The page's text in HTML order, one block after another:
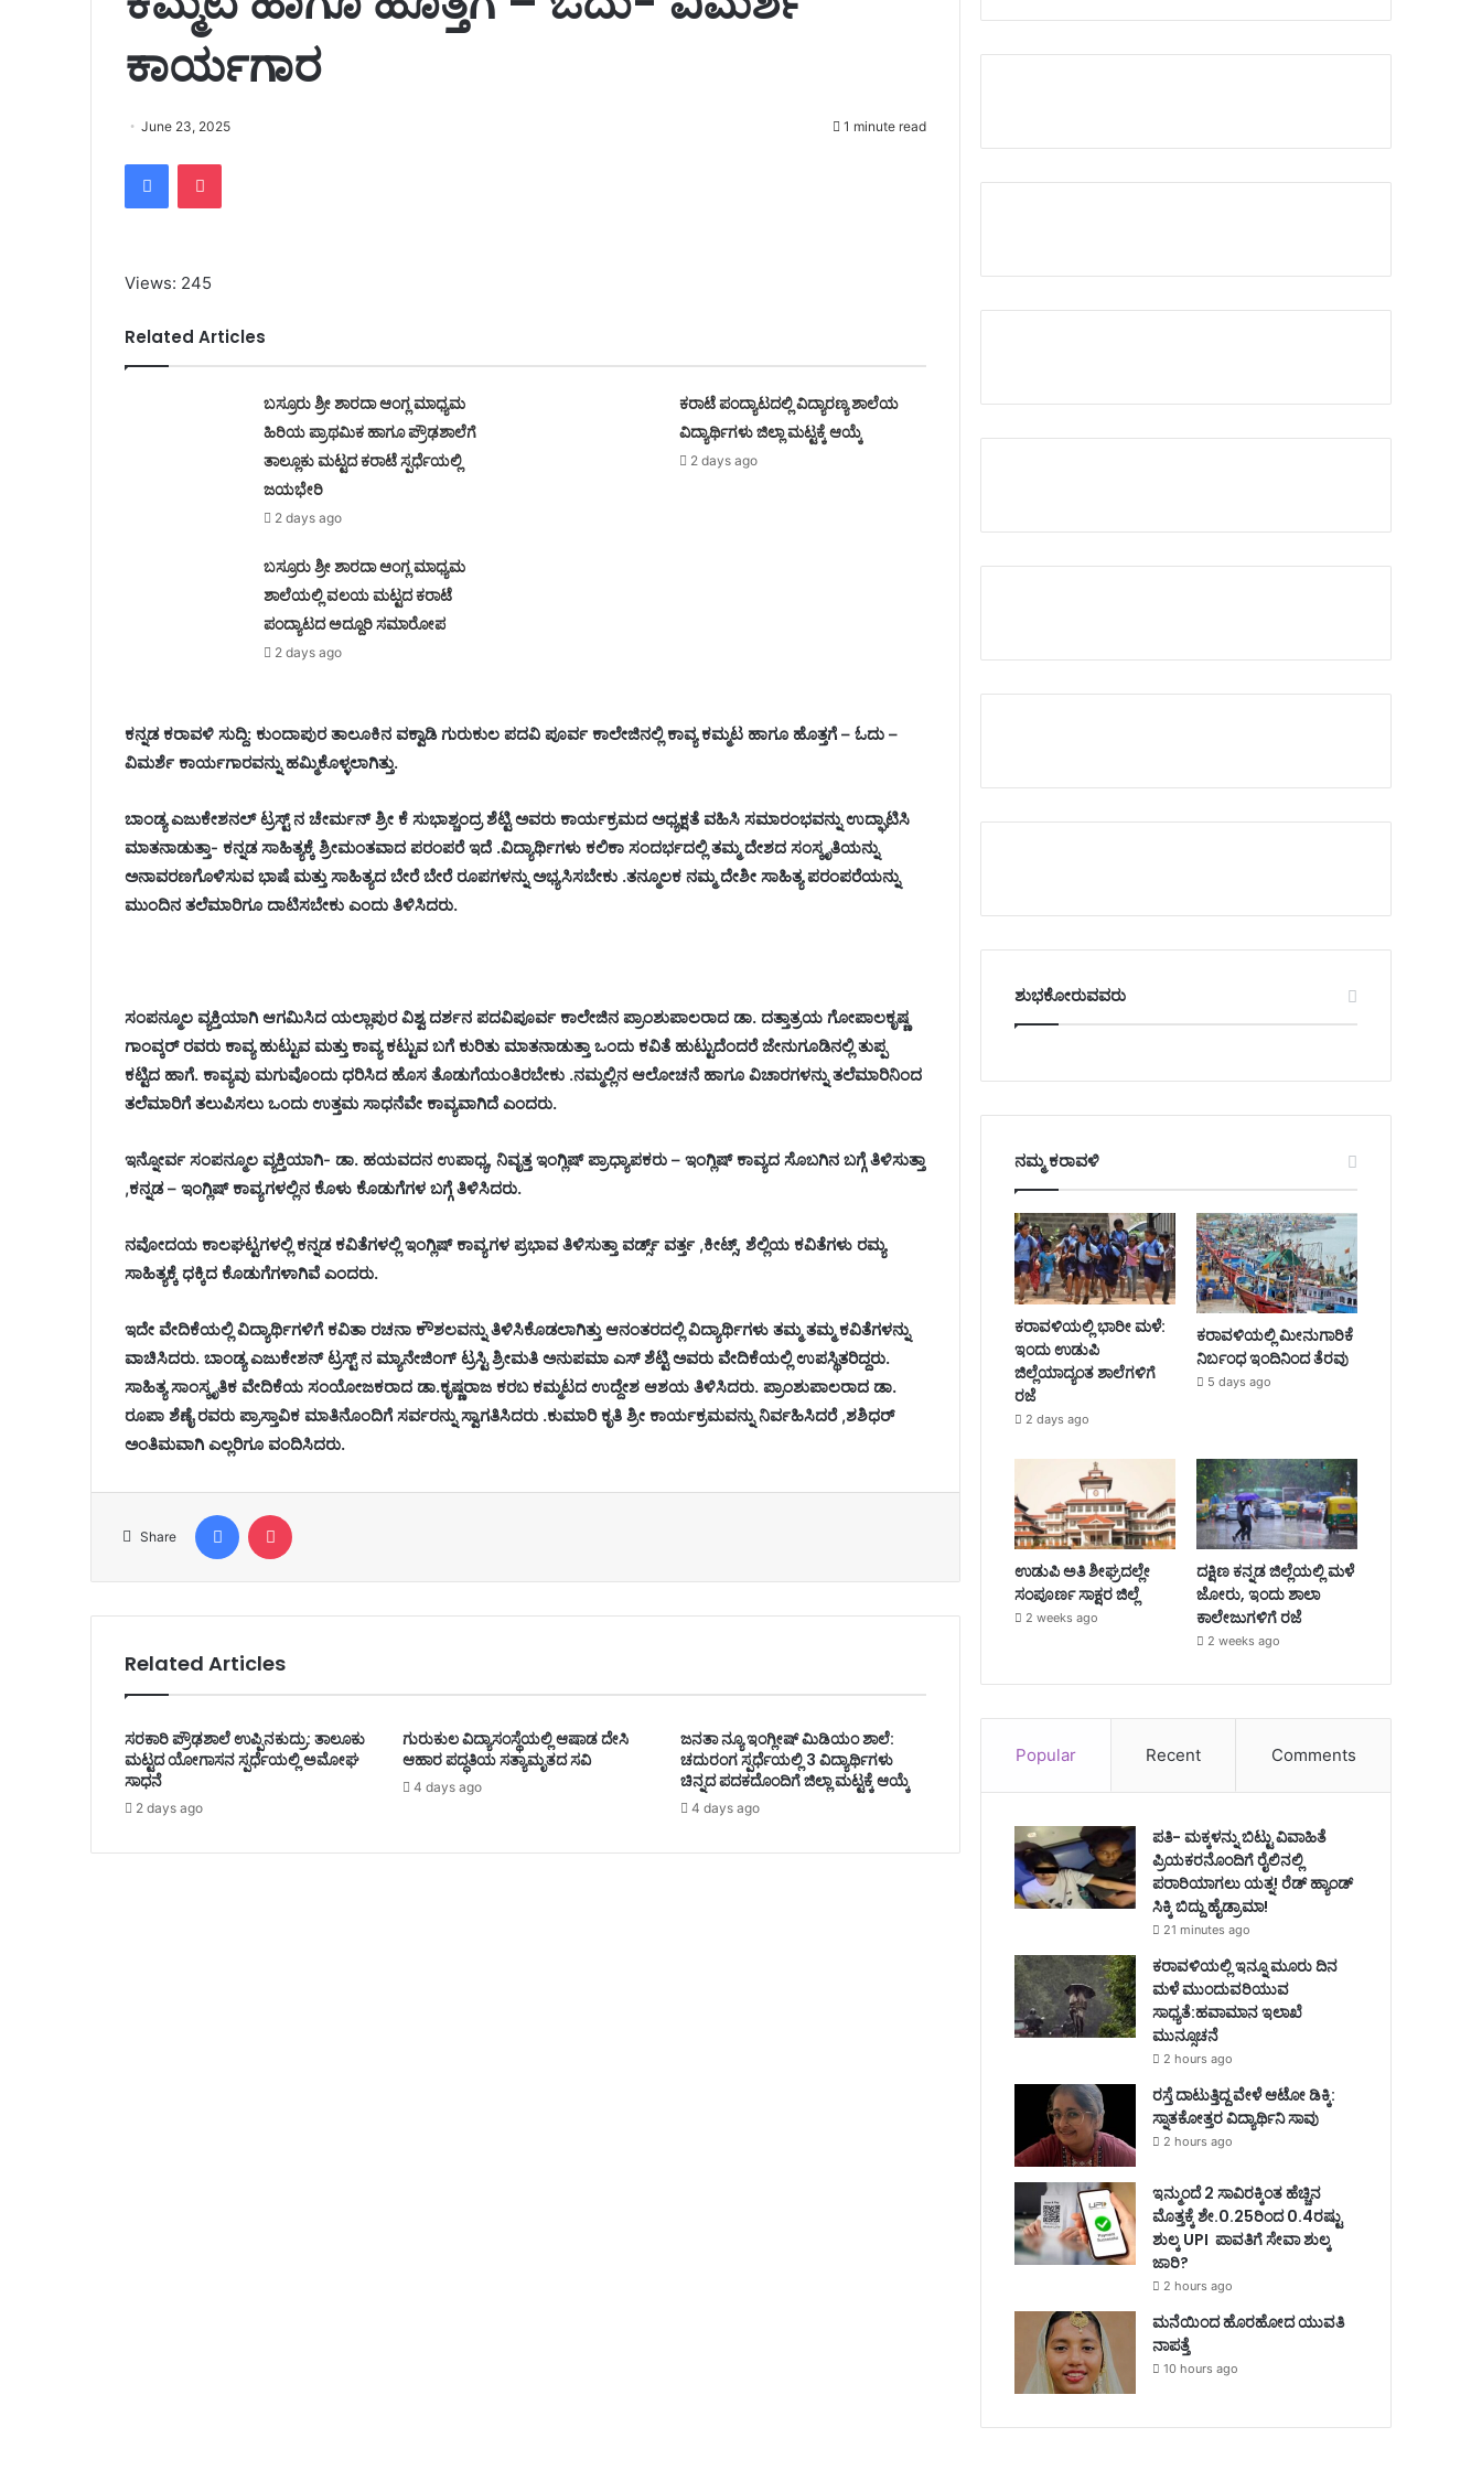
ಕಾರ್ಯಗಾರ
June 23, 2025 1 minute read
FacebookPocket
Views: 245
Related Articles
ಬಸ್ರೂರು ಶ್ರೀ ಶಾರದಾ ಆಂಗ್ಲ ಮಾಧ್ಯಮ
ಹಿರಿಯ ಪ್ರಾಥಮಿಕ ಹಾಗೂ ಪ್ರೌಢಶಾಲೆಗೆ
ತಾಲ್ಲೂಕು ಮಟ್ಟದ ಕರಾಟೆ ಸ್ಪರ್ಧೆಯಲ್ಲಿ
ಜಯಭೇರಿ
2 days ago
ಕರಾಟೆ ಪಂದ್ಯಾಟದಲ್ಲಿ ವಿದ್ಯಾರಣ್ಯ ಶಾಲೆಯ
ವಿದ್ಯಾರ್ಥಿಗಳು ಜಿಲ್ಲಾ ಮಟ್ಟಕ್ಕೆ ಆಯ್ಕೆ
2 days ago
ಬಸ್ರೂರು ಶ್ರೀ ಶಾರದಾ ಆಂಗ್ಲ ಮಾಧ್ಯಮ
ಶಾಲೆಯಲ್ಲಿ ವಲಯ ಮಟ್ಟದ ಕರಾಟೆ
ಪಂದ್ಯಾಟದ ಅದ್ದೂರಿ ಸಮಾರೋಪ
2 days ago
ಕನ್ನಡ ಕರಾವಳಿ ಸುದ್ದಿ: ಕುಂದಾಪುರ ತಾಲೂಕಿನ ವಕ್ವಾಡಿ ಗುರುಕುಲ ಪದವಿ ಪೂರ್ವ ಕಾಲೇಜಿನಲ್ಲಿ ಕಾವ್ಯ ಕಮ್ಮಟ ಹಾಗೂ ಹೊತ್ತಗೆ – ಓದು –
ವಿಮರ್ಶೆ ಕಾರ್ಯಗಾರವನ್ನು ಹಮ್ಮಿಕೊಳ್ಳಲಾಗಿತ್ತು.
ಬಾಂಡ್ಯ ಎಜುಕೇಶನಲ್ ಟ್ರಸ್ಟ್ ನ ಚೇರ್ಮನ್ ಶ್ರೀ ಕೆ ಸುಭಾಶ್ಚಂದ್ರ ಶೆಟ್ಟಿ ಅವರು ಕಾರ್ಯಕ್ರಮದ ಅಧ್ಯಕ್ಷತೆ ವಹಿಸಿ ಸಮಾರಂಭವನ್ನು ಉದ್ಘಾಟಿಸಿ
ಮಾತನಾಡುತ್ತಾ- ಕನ್ನಡ ಸಾಹಿತ್ಯಕ್ಕೆ ಶ್ರೀಮಂತವಾದ ಪರಂಪರೆ ಇದೆ .ವಿದ್ಯಾರ್ಥಿಗಳು ಕಲಿಕಾ ಸಂದರ್ಭದಲ್ಲಿ ತಮ್ಮ ದೇಶದ ಸಂಸ್ಕೃತಿಯನ್ನು
ಅನಾವರಣಗೊಳಿಸುವ ಭಾಷೆ ಮತ್ತು ಸಾಹಿತ್ಯದ ಬೇರೆ ಬೇರೆ ರೂಪಗಳನ್ನು ಅಭ್ಯಸಿಸಬೇಕು .ತನ್ಮೂಲಕ ನಮ್ಮ ದೇಶೀ ಸಾಹಿತ್ಯ ಪರಂಪರೆಯನ್ನು
ಮುಂದಿನ ತಲೆಮಾರಿಗೂ ದಾಟಿಸಬೇಕು ಎಂದು ತಿಳಿಸಿದರು.
ಸಂಪನ್ಮೂಲ ವ್ಯಕ್ತಿಯಾಗಿ ಆಗಮಿಸಿದ ಯಲ್ಲಾಪುರ ವಿಶ್ವ ದರ್ಶನ ಪದವಿಪೂರ್ವ ಕಾಲೇಜಿನ ಪ್ರಾಂಶುಪಾಲರಾದ ಡಾ. ದತ್ತಾತ್ರಯ ಗೋಪಾಲಕೃಷ್ಣ
ಗಾಂವ್ಕರ್ ರವರು ಕಾವ್ಯ ಹುಟ್ಟುವ ಮತ್ತು ಕಾವ್ಯ ಕಟ್ಟುವ ಬಗೆ ಕುರಿತು ಮಾತನಾಡುತ್ತಾ ಒಂದು ಕವಿತೆ ಹುಟ್ಟುದೆಂದರೆ ಜೇನುಗೂಡಿನಲ್ಲಿ ತುಪ್ಪ
ಕಟ್ಟಿದ ಹಾಗೆ. ಕಾವ್ಯವು ಮಗುವೊಂದು ಧರಿಸಿದ ಹೊಸ ತೊಡುಗೆಯಂತಿರಬೇಕು .ನಮ್ಮಲ್ಲಿನ ಆಲೋಚನೆ ಹಾಗೂ ವಿಚಾರಗಳನ್ನು ತಲೆಮಾರಿನಿಂದ
ತಲೆಮಾರಿಗೆ ತಲುಪಿಸಲು ಒಂದು ಉತ್ತಮ ಸಾಧನೆವೇ ಕಾವ್ಯವಾಗಿದೆ ಎಂದರು.
ಇನ್ನೋರ್ವ ಸಂಪನ್ಮೂಲ ವ್ಯಕ್ತಿಯಾಗಿ- ಡಾ. ಹಯವದನ ಉಪಾಧ್ಯ, ನಿವೃತ್ತ ಇಂಗ್ಲಿಷ್ ಪ್ರಾಧ್ಯಾಪಕರು – ಇಂಗ್ಲಿಷ್ ಕಾವ್ಯದ ಸೊಬಗಿನ ಬಗ್ಗೆ ತಿಳಿಸುತ್ತಾ
,ಕನ್ನಡ – ಇಂಗ್ಲಿಷ್ ಕಾವ್ಯಗಳಲ್ಲಿನ ಕೊಳು ಕೊಡುಗೆಗಳ ಬಗ್ಗೆ ತಿಳಿಸಿದರು.
ನವೋದಯ ಕಾಲಘಟ್ಟಗಳಲ್ಲಿ ಕನ್ನಡ ಕವಿತೆಗಳಲ್ಲಿ ಇಂಗ್ಲಿಷ್ ಕಾವ್ಯಗಳ ಪ್ರಭಾವ ತಿಳಿಸುತ್ತಾ ವರ್ಡ್ಸ್ ವರ್ತ್ತ ,ಕೀಟ್ಸ್, ಶೆಲ್ಲಿಯ ಕವಿತೆಗಳು ರಮ್ಯ
ಸಾಹಿತ್ಯಕ್ಕೆ ಧಕ್ಕಿದ ಕೊಡುಗೆಗಳಾಗಿವೆ ಎಂದರು.
ಇದೇ ವೇದಿಕೆಯಲ್ಲಿ ವಿದ್ಯಾರ್ಥಿಗಳಿಗೆ ಕವಿತಾ ರಚನಾ ಕೌಶಲವನ್ನು ತಿಳಿಸಿಕೊಡಲಾಗಿತ್ತು ಆನಂತರದಲ್ಲಿ ವಿದ್ಯಾರ್ಥಿಗಳು ತಮ್ಮ ತಮ್ಮ ಕವಿತೆಗಳನ್ನು
ವಾಚಿಸಿದರು. ಬಾಂಡ್ಯ ಎಜುಕೇಶನ್ ಟ್ರಸ್ಟ್ ನ ಮ್ಯಾನೇಜಿಂಗ್ ಟ್ರಸ್ಟಿ ಶ್ರೀಮತಿ ಅನುಪಮಾ ಎಸ್ ಶೆಟ್ಟಿ ಅವರು ವೇದಿಕೆಯಲ್ಲಿ ಉಪಸ್ಥಿತರಿದ್ದರು.
ಸಾಹಿತ್ಯ ಸಾಂಸ್ಕೃತಿಕ ವೇದಿಕೆಯ ಸಂಯೋಜಕರಾದ ಡಾ.ಕೃಷ್ಣರಾಜ ಕರಬ ಕಮ್ಮಟದ ಉದ್ದೇಶ ಆಶಯ ತಿಳಿಸಿದರು. ಪ್ರಾಂಶುಪಾಲರಾದ ಡಾ.
ರೂಪಾ ಶೆಣೈ ರವರು ಪ್ರಾಸ್ತಾವಿಕ ಮಾತಿನೊಂದಿಗೆ ಸರ್ವರನ್ನು ಸ್ವಾಗತಿಸಿದರು .ಕುಮಾರಿ ಕೃತಿ ಶ್ರೀ ಕಾರ್ಯಕ್ರಮವನ್ನು ನಿರ್ವಹಿಸಿದರೆ ,ಶಶಿಧರ್
ಅಂತಿಮವಾಗಿ ಎಲ್ಲರಿಗೂ ವಂದಿಸಿದರು.
Share
Facebook
Related Articles
ಸರಕಾರಿ ಪ್ರೌಢಶಾಲೆ ಉಪ್ಪಿನಕುದ್ರು: ತಾಲೂಕು
ಮಟ್ಟದ ಯೋಗಾಸನ ಸ್ಪರ್ಧೆಯಲ್ಲಿ ಅಮೋಘ
ಸಾಧನೆ
2 days ago
ಗುರುಕುಲ ವಿದ್ಯಾಸಂಸ್ಥೆಯಲ್ಲಿ ಆಷಾಡ ದೇಸಿ
ಆಹಾರ ಪದ್ಧತಿಯ ಸತ್ಯಾಮೃತದ ಸವಿ
4 days ago
ಜನತಾ ನ್ಯೂ ಇಂಗ್ಲೀಷ್ ಮಿಡಿಯಂ ಶಾಲೆ:
ಚದುರಂಗ ಸ್ಪರ್ಧೆಯಲ್ಲಿ 3 ವಿದ್ಯಾರ್ಥಿಗಳು
ಚಿನ್ನದ ಪದಕದೊಂದಿಗೆ ಜಿಲ್ಲಾ ಮಟ್ಟಕ್ಕೆ ಆಯ್ಕೆ
4 days ago
ಶುಭಕೋರುವವರು
ನಮ್ಮ ಕರಾವಳಿ
ಕರಾವಳಿಯಲ್ಲಿ ಭಾರೀ ಮಳೆ:
ಇಂದು ಉಡುಪಿ
ಜಿಲ್ಲೆಯಾದ್ಯಂತ ಶಾಲೆಗಳಿಗೆ
ರಜೆ
2 days ago
ಕರಾವಳಿಯಲ್ಲಿ ಮೀನುಗಾರಿಕೆ
ನಿರ್ಬಂಧ ಇಂದಿನಿಂದ ತೆರವು
5 days ago
ಉಡುಪಿ ಅತಿ ಶೀಘ್ರದಲ್ಲೇ
ಸಂಪೂರ್ಣ ಸಾಕ್ಷರ ಜಿಲ್ಲೆ
2 weeks ago
ದಕ್ಷಿಣ ಕನ್ನಡ ಜಿಲ್ಲೆಯಲ್ಲಿ ಮಳೆ
ಜೋರು, ಇಂದು ಶಾಲಾ
ಕಾಲೇಜುಗಳಿಗೆ ರಜೆ
2 weeks ago
Popular Recent Comments
ಪತಿ- ಮಕ್ಕಳನ್ನು ಬಿಟ್ಟು ವಿವಾಹಿತೆ
ಪ್ರಿಯಕರನೊಂದಿಗೆ ರೈಲಿನಲ್ಲಿ
ಪರಾರಿಯಾಗಲು ಯತ್ನ! ರೆಡ್ ಹ್ಯಾಂಡ್
ಸಿಕ್ಕಿ ಬಿದ್ದು ಹೈಡ್ರಾಮಾ!
21 minutes ago
ಕರಾವಳಿಯಲ್ಲಿ ಇನ್ನೂ ಮೂರು ದಿನ
ಮಳೆ ಮುಂದುವರಿಯುವ
ಸಾಧ್ಯತೆ:ಹವಾಮಾನ ಇಲಾಖೆ
ಮುನ್ಸೂಚನೆ
2 hours ago
ರಸ್ತೆ ದಾಟುತ್ತಿದ್ದ ವೇಳೆ ಆಟೋ ಡಿಕ್ಕಿ:
ಸ್ನಾತಕೋತ್ತರ ವಿದ್ಯಾರ್ಥಿನಿ ಸಾವು
2 hours ago
ಇನ್ಮುಂದೆ 2 ಸಾವಿರಕ್ಕಿಂತ ಹೆಚ್ಚಿನ
ಮೊತ್ತಕ್ಕೆ ಶೇ.0.25ರಿಂದ 0.4ರಷ್ಟು
ಶುಲ್ಕ UPI ಪಾವತಿಗೆ ಸೇವಾ ಶುಲ್ಕ
ಜಾರಿ?
2 hours ago
ಮನೆಯಿಂದ ಹೊರಹೋದ ಯುವತಿ
ನಾಪತ್ತೆ
10 hours ago